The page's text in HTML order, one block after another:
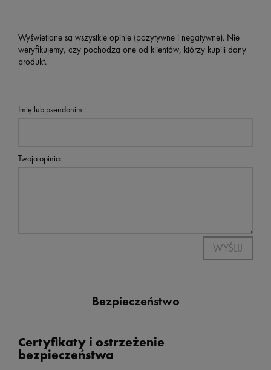
Wyświetlane są wszystkie opinie (pozytywne i negatywne). Nie
weryfikujemy, czy pochodzą one od klientów, którzy kupili dany
produkt.
Imię lub pseudonim:
Twoja opinia:
WYŚLIJ
Bezpieczeństwo
Certyfikaty i ostrzeżenie
bezpieczeństwa